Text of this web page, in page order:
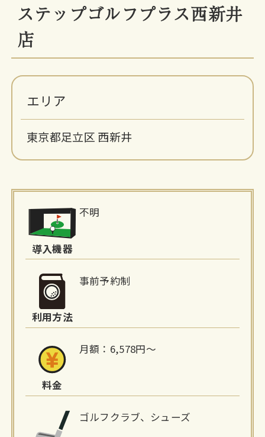
ステップゴルフプラス西新井
店
エリア
東京都足立区 西新井
報
導入機器
不明
利用方法
事前予約制
料金
月額：6,578円～
ゴルフクラブ、シューズ